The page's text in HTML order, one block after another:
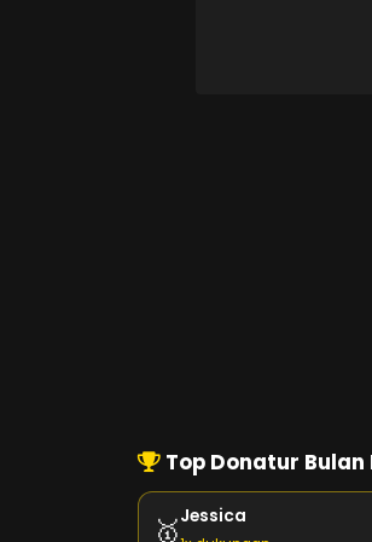
Top Donatur Bulan
🥇Jessica